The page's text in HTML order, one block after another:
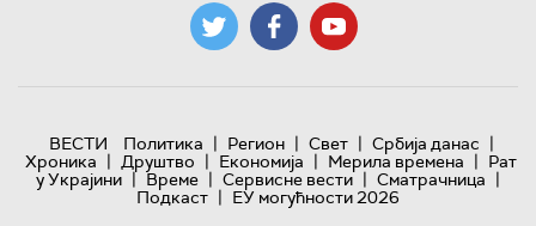
ВЕСТИ Политика | Регион | Свет | Србија данас |
Хроника | Друштво | Економија | Мерила времена | Рат
у Украјини | Време | Сервисне вести | Сматрачница |
Подкаст | ЕУ могућности 2026